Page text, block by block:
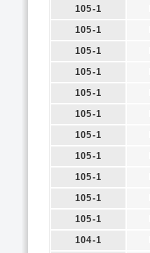
105-1
105-1
105-1
105-1
105-1
105-1
105-1
105-1
105-1
105-1
105-1
104-1